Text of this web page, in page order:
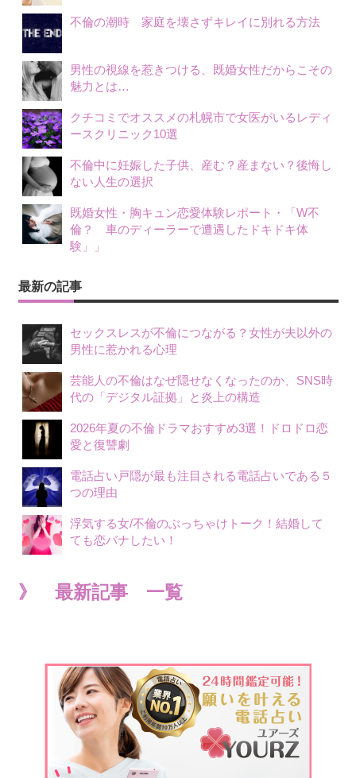
不倫の潮時 家庭を壊さずキレイに別れる方法
男性の視線を惹きつける、既婚女性だからこその
魅力とは…
クチコミでオススメの札幌市で女医がいるレディ
ースクリニック10選
不倫中に妊娠した子供、産む？産まない？後悔し
ない人生の選択
既婚女性・胸キュン恋愛体験レポート・「W不
倫？ 車のディーラーで遭遇したドキドキ体
験」」
最新の記事
セックスレスが不倫につながる？女性が夫以外の
男性に惹かれる心理
芸能人の不倫はなぜ隠せなくなったのか、SNS時
代の「デジタル証拠」と炎上の構造
2026年夏の不倫ドラマおすすめ3選！ドロドロ恋
愛と復讐劇
電話占い戸隠が最も注目される電話占いである５
つの理由
浮気する女/不倫のぶっちゃけトーク！結婚して
ても恋バナしたい！
》 最新記事 一覧